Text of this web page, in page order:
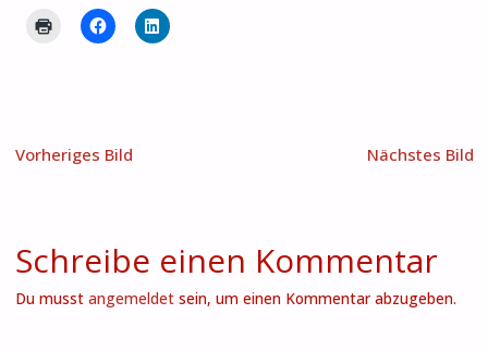
Vorheriges Bild Nächstes Bild
Schreibe einen Kommentar
Du musst angemeldetsein, um einen Kommentar abzugeben.